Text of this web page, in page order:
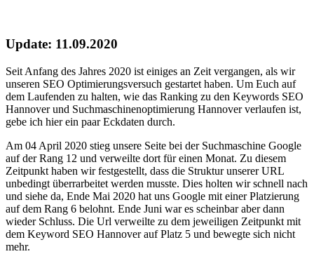
Update: 11.09.2020
Seit Anfang des Jahres 2020 ist einiges an Zeit vergangen, als wir
unseren SEO Optimierungsversuch gestartet haben. Um Euch auf
dem Laufenden zu halten, wie das Ranking zu den Keywords SEO
Hannover und Suchmaschinenoptimierung Hannover verlaufen ist,
gebe ich hier ein paar Eckdaten durch.
Am 04 April 2020 stieg unsere Seite bei der Suchmaschine Google
auf der Rang 12 und verweilte dort für einen Monat. Zu diesem
Zeitpunkt haben wir festgestellt, dass die Struktur unserer URL
unbedingt überrarbeitet werden musste. Dies holten wir schnell nach
und siehe da, Ende Mai 2020 hat uns Google mit einer Platzierung
auf dem Rang 6 belohnt. Ende Juni war es scheinbar aber dann
wieder Schluss. Die Url verweilte zu dem jeweiligen Zeitpunkt mit
dem Keyword SEO Hannover auf Platz 5 und bewegte sich nicht
mehr.